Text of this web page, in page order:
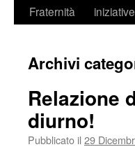
Fraternità
iniziative
Archivi
Relazione
diurno!
Pubblicato il 29